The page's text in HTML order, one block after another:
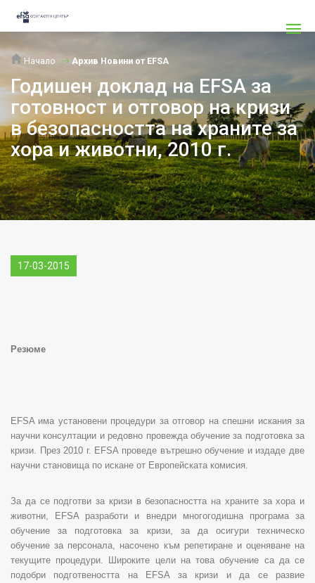
Начало Архив Новини от EFSA
Годишен доклад на EFSA за
готовност и отговор на кризи
в безопасността на храните за
хора и животни, 2010 г.
17-03-2015
Резюме
EFSA има установени процедури за отговор на спешни искания за
научни консултации и редовно провежда обучение за подготовка за
кризи. През 2010 г. EFSA проведе вътрешно обучение и издаде две
научни становища по искане от Европейската комисия.
За да се подготви за кризи в безопасността на храните за хора и
животни,
EFSA
разработи и внедри многогодишна програма за
обучение за подготовка за кризи, за да осигури техническо
обучение за персонала, насочено към репетиране и оценяване на
текущите процедури. Широките цели на това обучение са да се
подобри подготвеността на
EFSA
за кризи и да се развие